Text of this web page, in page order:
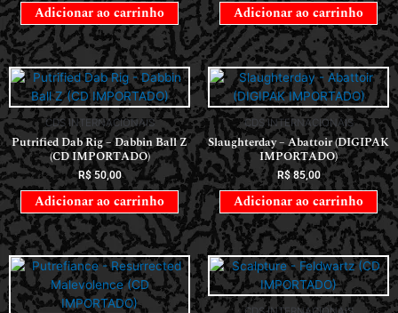
Putrified Dab Rig – Dabbin Ball Z
(CD IMPORTADO)
R$50,00
Adicionar ao carrinho
Slaughterday – Abattoir (DIGIPAK
IMPORTADO)
R$85,00
Adicionar ao carrinho
CDS INTERNACIONAIS
Putrefiance – Resurrected
Malevolence (CD IMPORTADO)
R$70,00
Adicionar ao carrinho
CDS INTERNACIONAIS
Scalpture – Feldwartz (CD
IMPORTADO)
R$85,00
Adicionar ao carrinho